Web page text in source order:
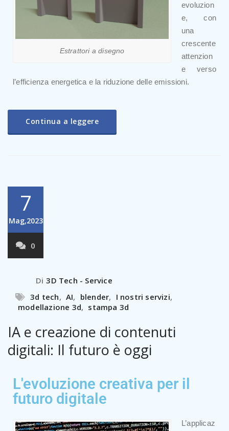
Estrattori a disegno
evoluzion
e, con
una
crescente
attenzion
e verso
l’efficienza energetica e la riduzione delle emissioni.
Continua a leggere
7
Mag,2023
0
Di 3D Tech - Service
3d tech, AI, blender, I nostri servizi,
modellazione 3d, stampa 3d
IA e creazione di contenuti
digitali: Il futuro è oggi
L'evoluzione creativa per il
futuro digitale
L’applicaz